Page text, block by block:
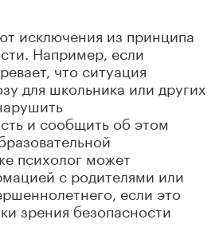
исключения из принципа
Например, если
что ситуация
для школьника или других
и сообщить об этом
психолог может
с родителями или
если это
зрения безопасности